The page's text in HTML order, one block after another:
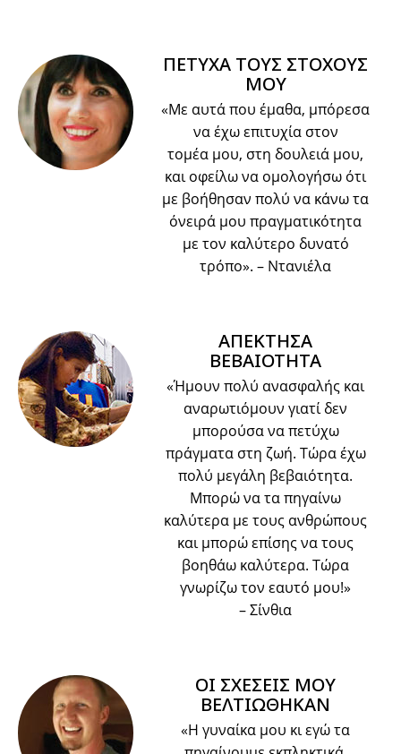
ΠΕΤΥΧΑ ΤΟΥΣ ΣΤΟΧΟΥΣ
ΜΟΥ
«Με αυτά που έμαθα, μπόρεσα
να έχω επιτυχία στον
τομέα μου, στη δουλειά μου,
και οφείλω να ομολογήσω ότι
με βοήθησαν πολύ να κάνω τα
όνειρά μου πραγματικότητα
με τον καλύτερο δυνατό
τρόπο». – Ντανιέλα
ΑΠΕΚΤΗΣΑ
ΒΕΒΑΙΟΤΗΤΑ
«Ήμουν πολύ ανασφαλής και
αναρωτιόμουν γιατί δεν
μπορούσα να πετύχω
πράγματα στη ζωή. Τώρα έχω
πολύ μεγάλη βεβαιότητα.
Μπορώ να τα πηγαίνω
καλύτερα με τους ανθρώπους
και μπορώ επίσης να τους
βοηθάω καλύτερα. Τώρα
γνωρίζω τον εαυτό μου!»
– Σίνθια
ΟΙ ΣΧΕΣΕΙΣ ΜΟΥ
ΒΕΛΤΙΩΘΗΚΑΝ
«Η γυναίκα μου κι εγώ τα